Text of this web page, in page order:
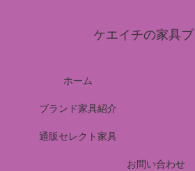
ケエイチの家具
ホーム
ブランド家具紹介
通販セレクト家具
お問い合わせ